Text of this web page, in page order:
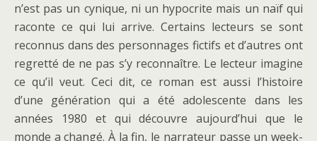
n’est pas un cynique, ni un hypocrite mais un naïf qui
raconte ce qui lui arrive. Certains lecteurs se sont
reconnus dans des personnages fictifs et d’autres ont
regretté de ne pas s’y reconnaître. Le lecteur imagine
ce qu’il veut. Ceci dit, ce roman est aussi l’histoire
d’une génération qui a été adolescente dans les
années 1980 et qui découvre aujourd’hui que le
monde a changé. À la fin, le narrateur passe un week-